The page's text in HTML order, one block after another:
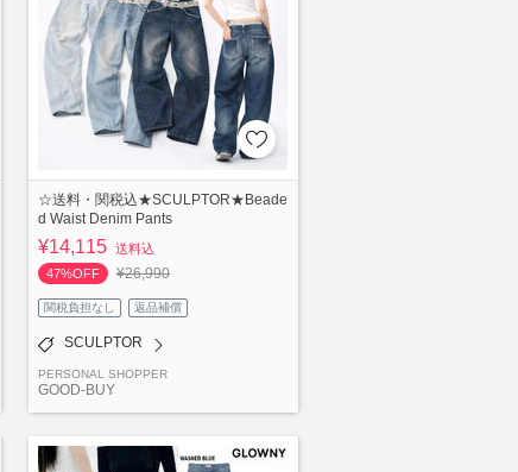
☆送料・関税込★SCULPTOR★Beade
d Waist Denim Pants
¥14,115 送料込
47%OFF
¥26,990
関税負担なし 返品補償
SCULPTOR
PERSONAL SHOPPER
GOOD-BUY